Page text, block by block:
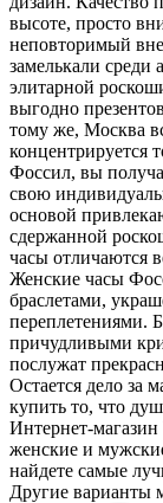
высоте, просто
неповторимый
замелькали среди
элитарной
выгодно
тому же, Москва
концентрируется
Фоссил, вы
свою
основой
сдержанной
часы отличаются
Женские часы
браслетами,
переплетениями.
причудливыми
послужат
Остается дело за
купить то, что
Интернет-магазин
женские и
найдете самые
Другие варианты